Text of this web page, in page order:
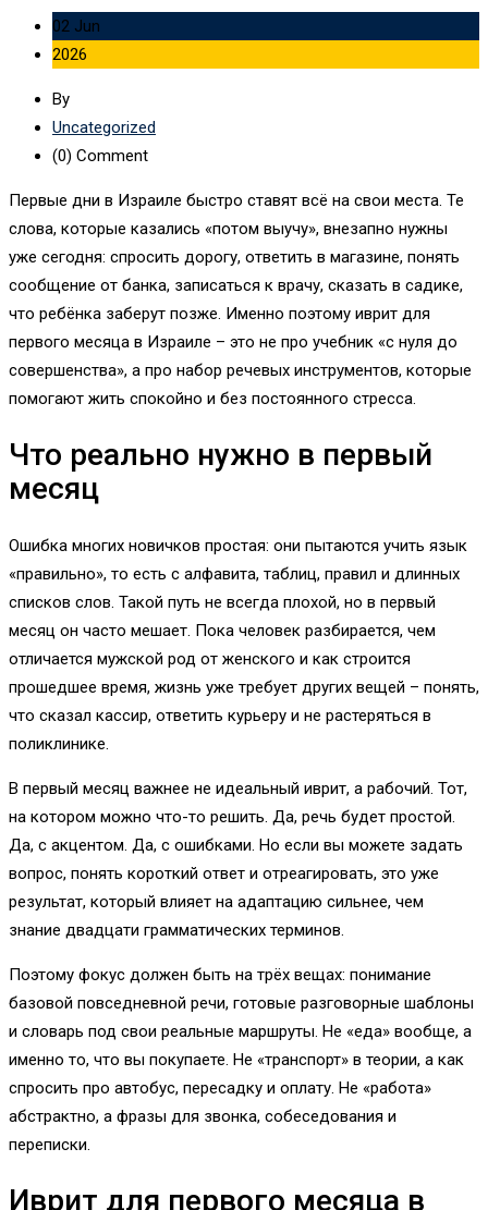
02 Jun
2026
By
Uncategorized
(0) Comment
Первые дни в Израиле быстро ставят всё на свои места. Те
слова, которые казались «потом выучу», внезапно нужны
уже сегодня: спросить дорогу, ответить в магазине, понять
сообщение от банка, записаться к врачу, сказать в садике,
что ребёнка заберут позже. Именно поэтому иврит для
первого месяца в Израиле – это не про учебник «с нуля до
совершенства», а про набор речевых инструментов, которые
помогают жить спокойно и без постоянного стресса.
Что реально нужно в первый
месяц
Ошибка многих новичков простая: они пытаются учить язык
«правильно», то есть с алфавита, таблиц, правил и длинных
списков слов. Такой путь не всегда плохой, но в первый
месяц он часто мешает. Пока человек разбирается, чем
отличается мужской род от женского и как строится
прошедшее время, жизнь уже требует других вещей – понять,
что сказал кассир, ответить курьеру и не растеряться в
поликлинике.
В первый месяц важнее не идеальный иврит, а рабочий. Тот,
на котором можно что-то решить. Да, речь будет простой.
Да, с акцентом. Да, с ошибками. Но если вы можете задать
вопрос, понять короткий ответ и отреагировать, это уже
результат, который влияет на адаптацию сильнее, чем
знание двадцати грамматических терминов.
Поэтому фокус должен быть на трёх вещах: понимание
базовой повседневной речи, готовые разговорные шаблоны
и словарь под свои реальные маршруты. Не «еда» вообще, а
именно то, что вы покупаете. Не «транспорт» в теории, а как
спросить про автобус, пересадку и оплату. Не «работа»
абстрактно, а фразы для звонка, собеседования и
переписки.
Иврит для первого месяца в